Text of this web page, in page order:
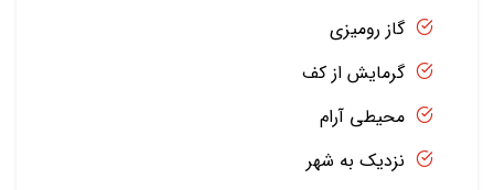
گاز رومیزی
گرمایش از کف
محیطی آرام
نزدیک به شهر